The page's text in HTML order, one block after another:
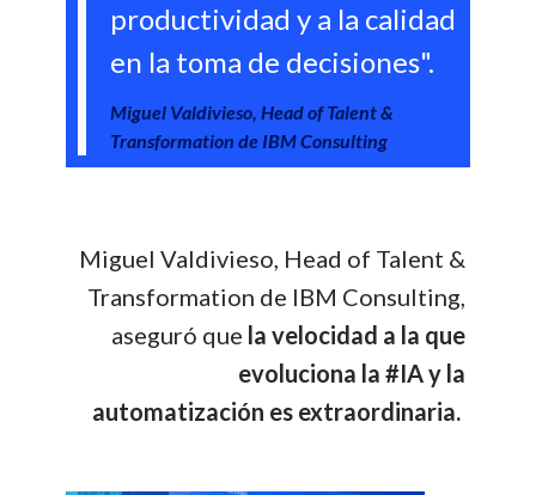
productividad y a la calidad
en la toma de decisiones".
Miguel Valdivieso, Head of Talent &
Transformation de IBM Consulting
Miguel Valdivieso, Head of Talent &
Transformation de IBM Consulting,
aseguró que la velocidad a la que
evoluciona la #IA y la
automatización es extraordinaria.